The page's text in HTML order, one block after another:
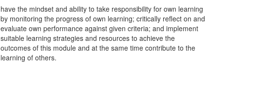
have the mindset and ability to take responsibility for own learning
by monitoring the progress of own learning; critically reflect on and
evaluate own performance against given criteria; and implement
suitable learning strategies and resources to achieve the
outcomes of this module and at the same time contribute to the
learning of others.